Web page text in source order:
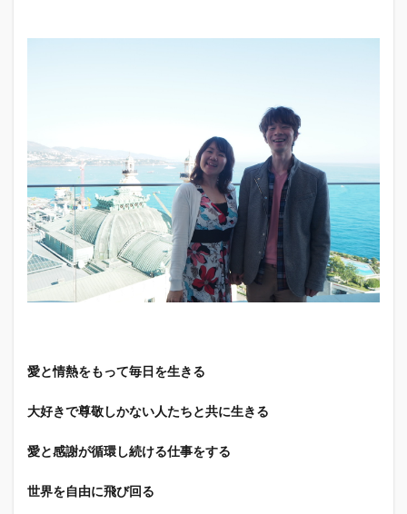
愛と情熱をもって毎日を生きる
大好きで尊敬しかない人たちと共に生きる
愛と感謝が循環し続ける仕事をする
世界を自由に飛び回る